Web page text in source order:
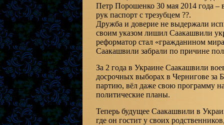
Петр Порошенко 30 мая 2014 года –
рук паспорт с трезубцем ??.
Дружба и доверие не выдержали
своим указом лишил Саакашвили
реформатор стал «гражданином
Саакашвили забрали по причине
За 2 года в Украине Саакашвили
досрочных выборах в Чернигове за
партию, вёл даже свою программу
политические планы.
Теперь будущее Саакашвили в
где он гостит у своих